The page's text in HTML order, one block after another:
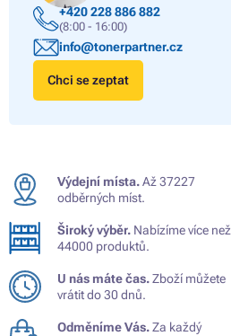
+420 228 886 882
(8:00 - 16:00)
info@tonerpartner.cz
Chci se zeptat
Výdejní místa.Až 37227
odběrných míst.
Široký výběr. Nabízíme více než
44000 produktů.
U nás máte čas.Zboží můžete
vrátit do 30 dnů.
Odměníme Vás.Za každý